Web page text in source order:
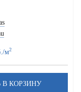
м2